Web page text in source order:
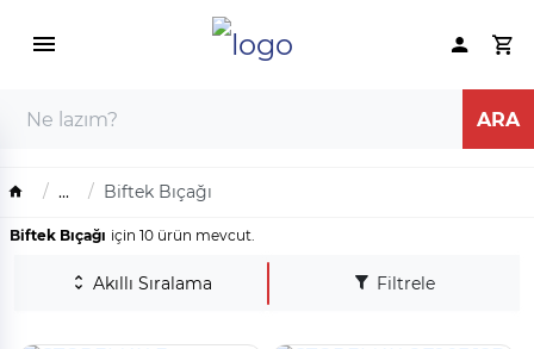
... Biftek Bıçağı
Biftek Bıçağı için 10 ürün mevcut.
Akıllı Sıralama Filtrele